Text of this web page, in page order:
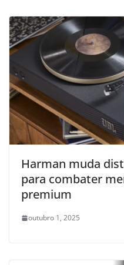
Harman muda
para combater
premium
outubro 1, 2025